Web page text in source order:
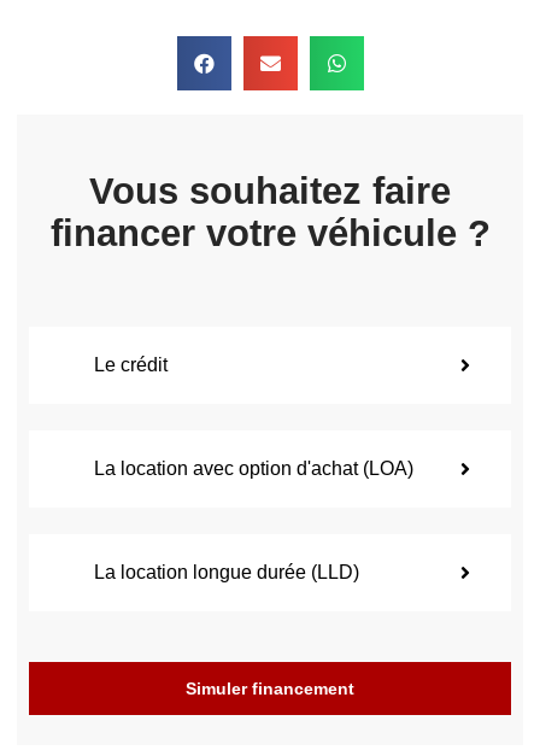
Vous souhaitez faire
financer votre véhicule ?
Le crédit
La location avec option d'achat (LOA)
La location longue durée (LLD)
Simuler financement